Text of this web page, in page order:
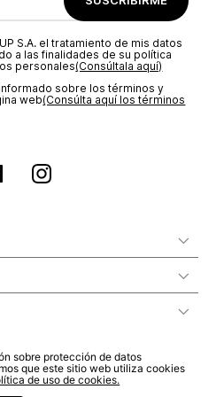
140°c
recibirás un correo
ingresar al menú de “Mi cuenta -
webwww.studiofpanama.pa
S.A. el tratamiento de mis datos
a las finalidades de su política
personales‎(Consúltala aquí)
sobre los términos y
web‎(Consúlta aquí los términos
sobre protección de datos
que este sitio web utiliza cookies
de uso de cookies.